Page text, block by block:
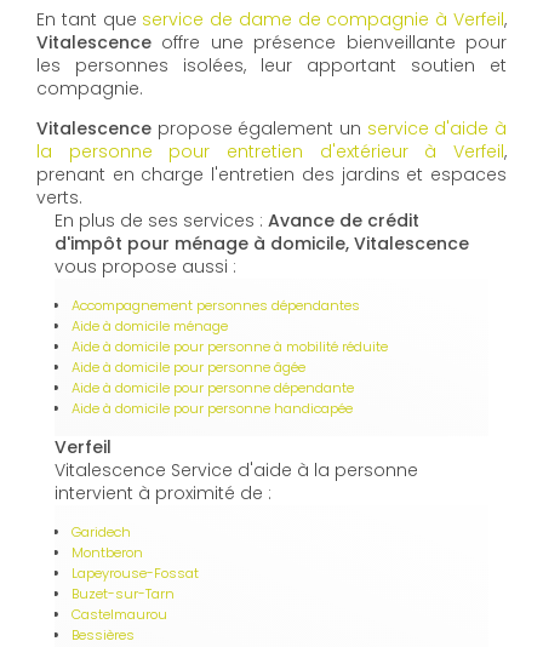
En tant que service de dame de compagnie à Verfeil,
Vitalescence offre une présence bienveillante pour
les personnes isolées, leur apportant soutien et
compagnie.
Vitalescence propose également un service d'aide à
la personne pour entretien d'extérieur à Verfeil,
prenant en charge l'entretien des jardins et espaces
verts.
En plus de ses services : Avance de crédit
d'impôt pour ménage à domicile, Vitalescence
vous propose aussi :
Accompagnement personnes dépendantes
Aide à domicile ménage
Aide à domicile pour personne à mobilité réduite
Aide à domicile pour personne âgée
Aide à domicile pour personne dépendante
Aide à domicile pour personne handicapée
Verfeil
Vitalescence Service d'aide à la personne
intervient à proximité de :
Garidech
Montberon
Lapeyrouse-Fossat
Buzet-sur-Tarn
Castelmaurou
Bessières